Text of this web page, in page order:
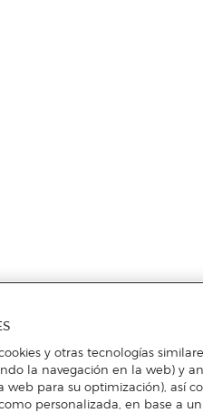
y otras tecnologías
la navegación en la web) y
web para su optimización), así
personalizada, en base a